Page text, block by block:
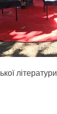
літератури